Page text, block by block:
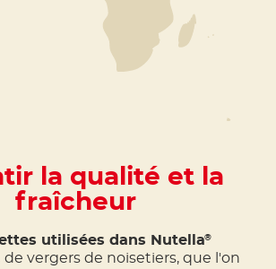
la qualité et la
fraîcheur
utilisées dans Nutella®
vergers de noisetiers, que l'on